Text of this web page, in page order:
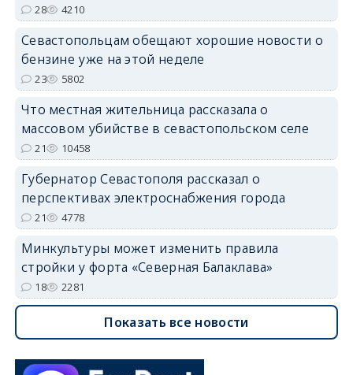
28 4210
Севастопольцам обещают хорошие новости о
бензине уже на этой неделе
23 5802
Что местная жительница рассказала о
массовом убийстве в севастопольском селе
21 10458
Губернатор Севастополя рассказал о
перспективах электроснабжения города
21 4778
Минкультуры может изменить правила
стройки у форта «Северная Балаклава»
18 2281
Показать все новости